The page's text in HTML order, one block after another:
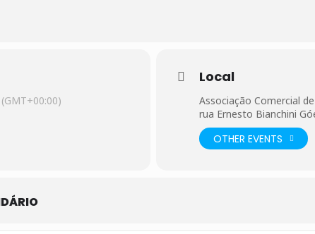
(GMT+00:00)
Local
Associação Comercial
rua Ernesto Bianchini
OTHER EVENTS